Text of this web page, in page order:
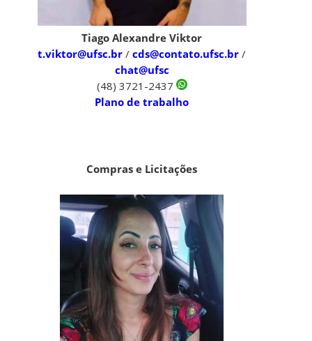
Tiago Alexandre Viktor
t.viktor@ufsc.br /cds@contato.ufsc.br /
chat@ufsc
(48) 3721-2437
Plano de trabalho
Compras e Licitações